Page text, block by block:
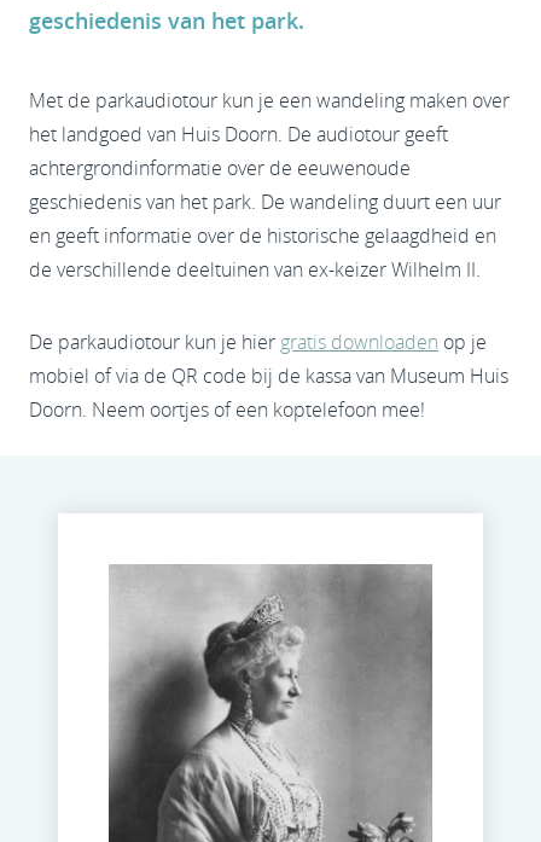
geschiedenis van het park.
Met de parkaudiotour kun je een wandeling maken over
het landgoed van Huis Doorn. De audiotour geeft
achtergrondinformatie over de eeuwenoude
geschiedenis van het park. De wandeling duurt een uur
en geeft informatie over de historische gelaagdheid en
de verschillende deeltuinen van ex-keizer Wilhelm II.
De parkaudiotour kun je hier gratis downloaden op je
mobiel of via de QR code bij de kassa van Museum Huis
Doorn. Neem oortjes of een koptelefoon mee!